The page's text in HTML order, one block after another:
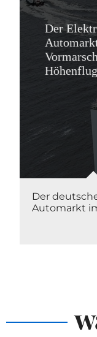
Der
Der
Automarkt